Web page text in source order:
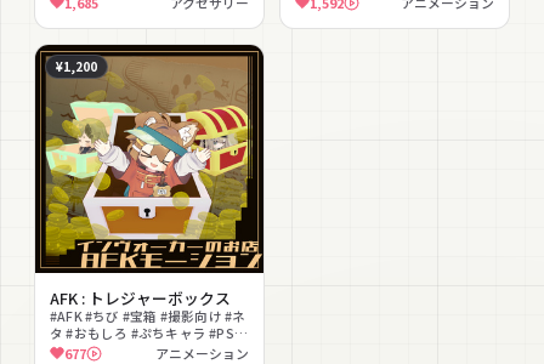
¥1,200
AFK : トレジャーボックス
#AFK #ちび #宝箱 #撮影向け #ネ
タ #おもしろ #ぷちキャラ #PSD
付き #色変更可能 #かわいい
677 アニメーション